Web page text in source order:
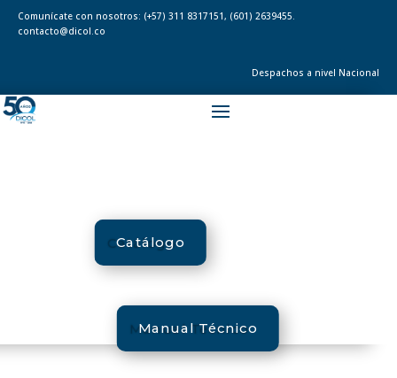
Comunícate con nosotros: (+57) 311 8317151, (601) 2639455.
contacto@dicol.co
Despachos a nivel Nacional
Catálogo
Manual Técnico